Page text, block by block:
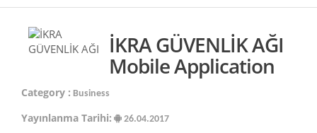
İKRA GÜVENLİK AĞI
Mobile Application
Category : Business
Yayınlanma Tarihi: 26.04.2017